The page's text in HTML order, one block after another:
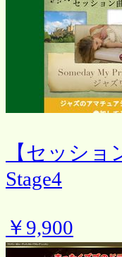
【セッショ
Stage4
￥9,900